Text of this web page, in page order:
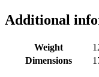
Additional
Weight
Dimensions